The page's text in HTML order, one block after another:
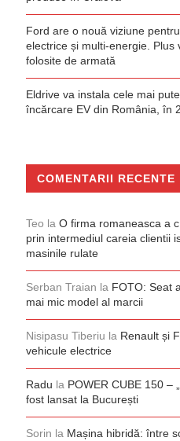
Ford are o nouă viziune
electrice și multi-energie. Plus
folosite de armată
Eldrive va instala cele mai
încărcare EV din România, în
COMENTARII RECENTE
Teo la O firma romaneasca a
prin intermediul careia clientii
masinile rulate
Serban Traian la FOTO: Seat
mai mic model al marcii
Nisipasu Tiberiu la Renault și
vehicule electrice
Radu la POWER CUBE 150 –
fost lansat la București
Sorin la Mașina hibridă: între